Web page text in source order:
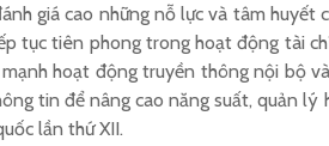
giá cao những nỗ lực và tâm
tục tiên phong trong hoạt động tài
hoạt động truyền thông nội bộ
tin để nâng cao năng suất, quản
lần thứ XII.